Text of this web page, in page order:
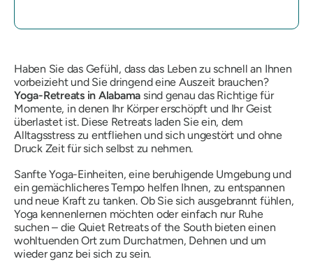
Haben Sie das Gefühl, dass das Leben zu schnell an Ihnen
vorbeizieht und Sie dringend eine Auszeit brauchen?
Yoga-Retreats in Alabama sind genau das Richtige für
Momente, in denen Ihr Körper erschöpft und Ihr Geist
überlastet ist. Diese Retreats laden Sie ein, dem
Alltagsstress zu entfliehen und sich ungestört und ohne
Druck Zeit für sich selbst zu nehmen.
Sanfte Yoga-Einheiten, eine beruhigende Umgebung und
ein gemächlicheres Tempo helfen Ihnen, zu entspannen
und neue Kraft zu tanken. Ob Sie sich ausgebrannt fühlen,
Yoga kennenlernen möchten oder einfach nur Ruhe
suchen – die Quiet Retreats of the South bieten einen
wohltuenden Ort zum Durchatmen, Dehnen und um
wieder ganz bei sich zu sein.